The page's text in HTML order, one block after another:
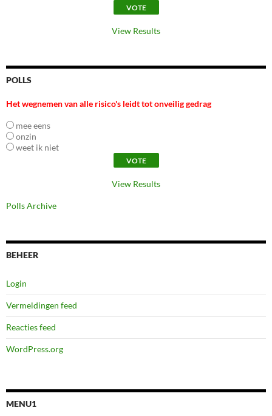
View Results
POLLS
Het wegnemen van alle risico's leidt tot onveilig gedrag
mee eens
onzin
weet ik niet
View Results
Polls Archive
BEHEER
Login
Vermeldingen feed
Reacties feed
WordPress.org
MENU1